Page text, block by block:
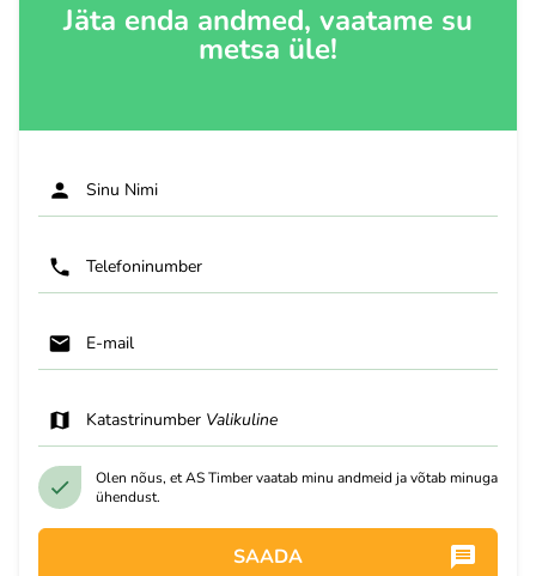
Jäta enda andmed, vaatame su
metsa üle!
Sinu Nimi
Telefoninumber
E-mail
Katastrinumber Valikuline
Olen nõus, et AS Timber vaatab minu andmeid ja võtab minuga
ühendust.
SAADA